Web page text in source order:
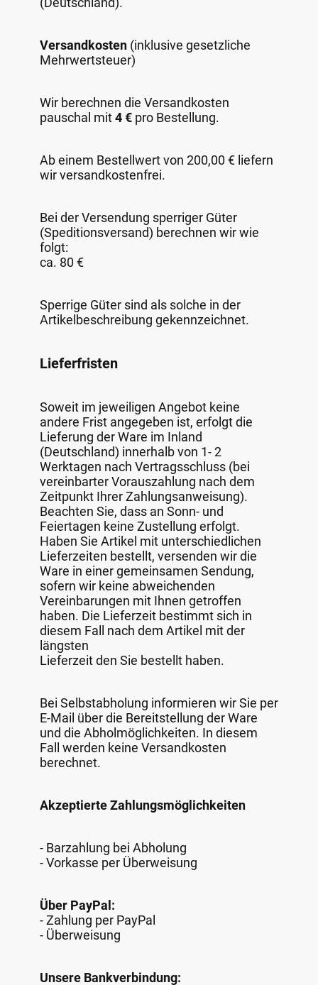
Versandkosten (inklusive gesetzliche
Mehrwertsteuer)
Wir berechnen die Versandkosten
pauschal mit4 € pro Bestellung.
Ab einem Bestellwert von 200,00 € liefern
wir versandkostenfrei.
Bei der Versendung sperriger Güter
(Speditionsversand) berechnen wir wie
folgt:
ca. 80 €
Sperrige Güter sind als solche in der
Artikelbeschreibung gekennzeichnet.
Lieferfristen
Soweit im jeweiligen Angebot keine
andere Frist angegeben ist, erfolgt die
Lieferung der Ware im Inland
(Deutschland) innerhalb von 1- 2
Werktagen nach Vertragsschluss (bei
vereinbarter Vorauszahlung nach dem
Zeitpunkt Ihrer Zahlungsanweisung).
Beachten Sie, dass an Sonn- und
Feiertagen keine Zustellung erfolgt.
Haben Sie Artikel mit unterschiedlichen
Lieferzeiten bestellt, versenden wir die
Ware in einer gemeinsamen Sendung,
sofern wir keine abweichenden
Vereinbarungen mit Ihnen getroffen
haben. Die Lieferzeit bestimmt sich in
diesem Fall nach dem Artikel mit der
längsten
Lieferzeit den Sie bestellt haben.
Bei Selbstabholung informieren wir Sie per
E-Mail über die Bereitstellung der Ware
und die Abholmöglichkeiten. In diesem
Fall werden keine Versandkosten
berechnet.
Akzeptierte Zahlungsmöglichkeiten
- Barzahlung bei Abholung
- Vorkasse per Überweisung
Über PayPal:
- Zahlung per PayPal
- Überweisung
Unsere Bankverbindung: